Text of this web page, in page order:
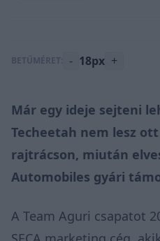
BETŰMÉRET: - 18px +
Már egy ideje sejteni
Techeetah nem lesz ott
rajtrácson, miután
Automobiles gyári
A Team Aguri csapatot